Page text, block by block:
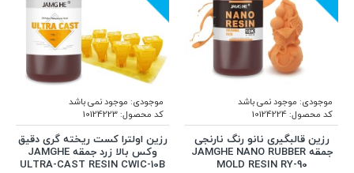
موجودی: موجود نمی باشد
کد محصول:10124224
رزین قالبگیری نانو رنگ نارنجی
جمقه JAMGHE NANO RUBBER
MOLD RESIN RY-90
موجودی: موجود نمی باشد
کد محصول:10124223
رزین اولترا کست ریخته گری دقیق
وکس بالا زرد جمقه JAMGHE
ULTRA-CAST RESIN CWIC-10B